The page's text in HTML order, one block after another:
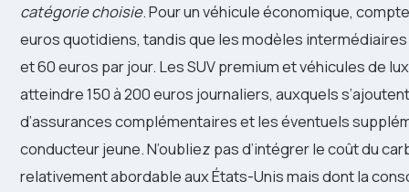
catégorie choisie. Pour un véhicule économique,
euros quotidiens, tandis que les modèles
et 60 euros par jour. Les SUV premium et véhicules de
atteindre 150 à 200 euros journaliers, auxquels
d’assurances complémentaires et les éventuels
conducteur jeune. N’oubliez pas d’intégrer le coût du
relativement abordable aux États-Unis mais dont la